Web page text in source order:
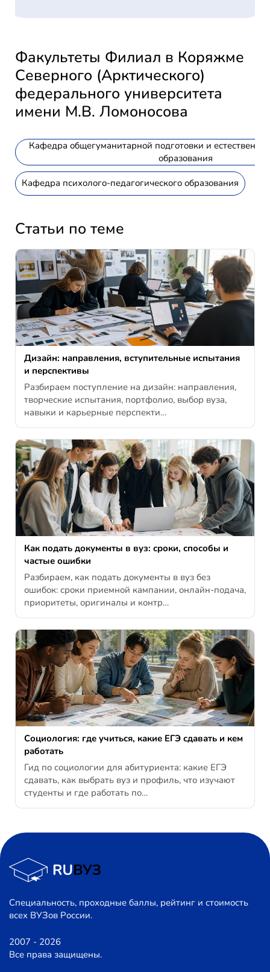
Факультеты Филиал в Коряжме
Северного (Арктического)
федерального университета
имени М.В. Ломоносова
Кафедра общегуманитарной подготовки и
образования
Кафедра психолого-педагогического образования
Статьи по теме
Дизайн: направления, вступительные испытания
и перспективы
Разбираем поступление на дизайн: направления,
творческие испытания, портфолио, выбор вуза,
навыки и карьерные перспекти…
Как подать документы в вуз: сроки, способы и
частые ошибки
Разбираем, как подать документы в вуз без
ошибок: сроки приемной кампании, онлайн-подача,
приоритеты, оригиналы и контр…
Социология: где учиться, какие ЕГЭ сдавать и кем
работать
Гид по социологии для абитуриента: какие ЕГЭ
сдавать, как выбрать вуз и профиль, что изучают
студенты и где работать по…
Специальность, проходные баллы, рейтинг и стоимость
всех ВУЗов России.
2007 - 2026
Все права защищены.